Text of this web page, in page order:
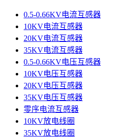
0.5-0.66KV电流互感器
10KV电流互感器
20KV电流互感器
35KV电流互感器
0.5-0.66KV电压互感器
10KV电压互感器
20KV电压互感器
35KV电压互感器
零序电流互感器
10KV放电线圈
35KV放电线圈